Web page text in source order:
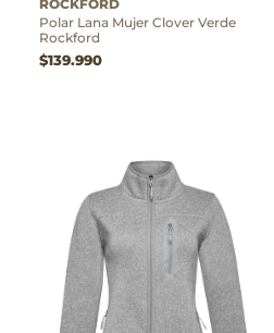
ROCKFORD
Polar Lana Mujer Clover Verde
Rockford
$139.990